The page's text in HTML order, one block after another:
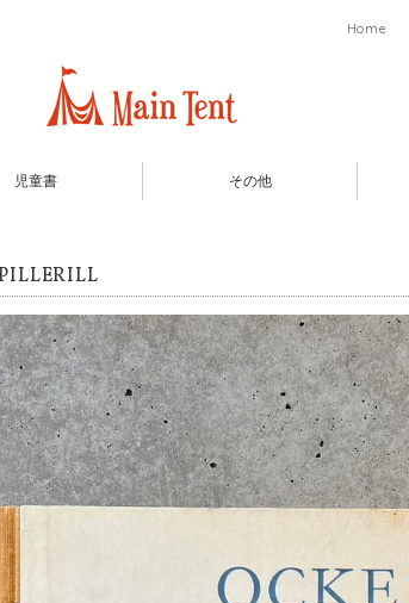
Home
児童書 その他